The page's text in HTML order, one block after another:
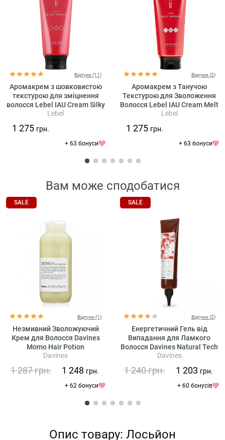
Відгуки (11)
Аромакрем з шовковистою
текстурою для зміцнення
волосся Lebel IAU Cream Silky
Repair
Lebel
1 275 грн.
+ 63 бонуси
Відгуки (2)
Аромакрем з Танучою
Текстурою для Зволоження
Волосся Lebel IAU Cream Melt
Repair
Lebel
1 275 грн.
+ 63 бонуси
Вам може сподобатися
SALE
Відгуки (1)
Незмивний Зволожуючий
Крем для Волосся Davines
Momo Hair Potion
Davines
1 287грн. 1 248 грн.
+ 62 бонуси
SALE
Відгуки (2)
Енергетичний Гель від
Випадання для Ламкого
Волосся Davines Natural Tech
Energizing Gel
Davines
1 240грн. 1 203 грн.
+ 60 бонусів
Опис товару: Лосьйон